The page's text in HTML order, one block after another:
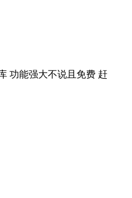
功能强大不说且免费 赶